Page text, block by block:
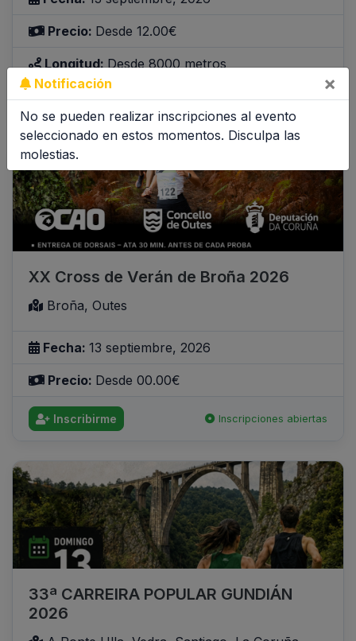
Notificación ×
No se pueden realizar inscripciones al evento
seleccionado en estos momentos. Disculpa las
molestias.
Precio: Desde 12.00€
Longitud:Desde 8000 metros
Inscribirme Inscripciones abiertas
XX Cross de Verán de Broña 2026
Broña, Outes
Fecha: 13 septiembre, 2026
Precio: Desde 00.00€
Inscribirme Inscripciones abiertas
33ª CARREIRA POPULAR GUNDIÁN
2026